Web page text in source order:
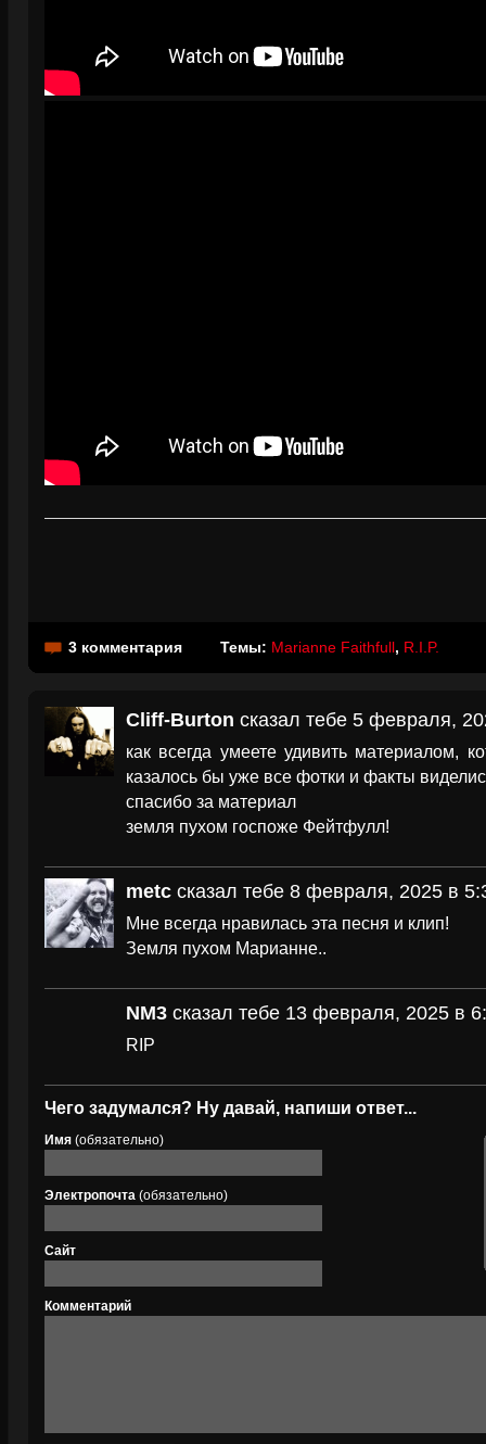
3 комментария Темы: Marianne Faithfull, R.I.P.
Cliff-Burton сказал тебе 5 февраля,
как всегда умеете удивить материалом,
казалось бы уже все фотки и факты
спасибо за материал
земля пухом госпоже Фейтфулл!
metc сказал тебе 8 февраля, 2025 в
Мне всегда нравилась эта песня и клип!
Земля пухом Марианне..
NM3 сказал тебе 13 февраля, 2025 в
RIP
Чего задумался? Ну давай, напиши ответ...
Имя (обязательно)
Электропочта (обязательно)
Сайт
Комментарий